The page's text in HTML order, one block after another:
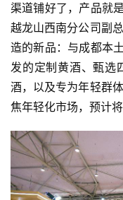
视
频
渠道铺好了，产品就
越龙山西南分公司副
造的新品：与成都本
发的定制黄酒、甄选
酒，以及专为年轻群
焦年轻化市场，预计